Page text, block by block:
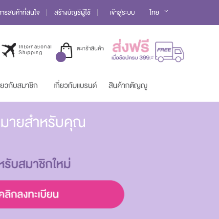
รสินค้าที่สนใจ สร้างบัญชีผู้ใช้ เข้าสู่ระบบ Language
ไทย
International
Shipping ตะกร้าสินค้า
วกับสมาชิก เกี่ยวกับแบรนด์ สินค้ากตัญญู
มายสำหรับคุณ